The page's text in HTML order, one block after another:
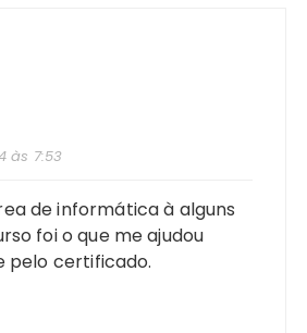
às 7:53
de informática à alguns
foi o que me ajudou
pelo certificado.